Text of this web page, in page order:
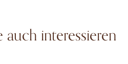
auch interessieren